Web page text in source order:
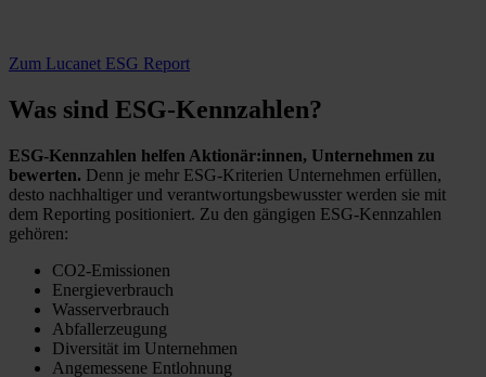
Zum Lucanet ESG Report
Was sind ESG-Kennzahlen?
ESG-Kennzahlen helfen Aktionär:innen, Unternehmen zu
bewerten. Denn je mehr ESG-Kriterien Unternehmen erfüllen,
desto nachhaltiger und verantwortungsbewusster werden sie mit
dem Reporting positioniert. Zu den gängigen ESG-Kennzahlen
gehören:
CO2-Emissionen
Energieverbrauch
Wasserverbrauch
Abfallerzeugung
Diversität im Unternehmen
Angemessene Entlohnung